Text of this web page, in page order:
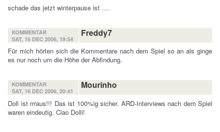
schade das jetzt winterpause ist ….
KOMMENTAR
SAT, 16 DEC 2006, 19:54
Freddy7
Für mich hörten sich die Kommentare nach dem Spiel so an als ginge
es nur noch um die Höhe der Abfindung.
KOMMENTAR
SAT, 16 DEC 2006, 20:41
Mourinho
Doll ist rrraus!!! Das ist 100%ig sicher. ARD-Interviews nach dem Spiel
waren eindeutig. Ciao Dolli!